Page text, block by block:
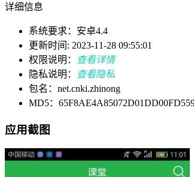
详细信息
系统要求：安卓4.4
更新时间: 2023-11-28 09:55:01
权限说明：
查看详情
隐私说明：
查看隐私
包名：net.cnki.zhinong
MD5：
应用截图